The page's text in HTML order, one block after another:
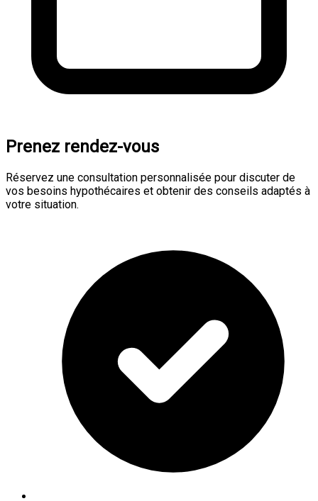
Prenez rendez-vous
Réservez une consultation personnalisée pour discuter de
vos besoins hypothécaires et obtenir des conseils adaptés à
votre situation.